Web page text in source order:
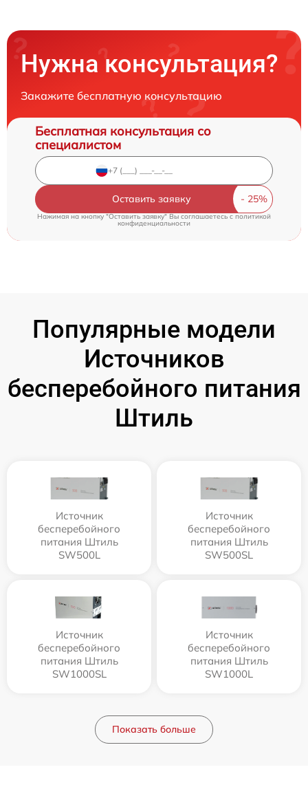
Нужна консультация?
Закажите бесплатную консультацию
Бесплатная консультация со
специалистом
Оставить заявку
Нажимая на кнопку "Оставить заявку" Вы соглашаетесь cполитикой
конфиденциальности
Популярные модели
Источников
бесперебойного питания
Штиль
Источник
бесперебойного
питания Штиль
SW500L
Источник
бесперебойного
питания Штиль
SW500SL
Источник
бесперебойного
питания Штиль
SW1000SL
Источник
бесперебойного
питания Штиль
SW1000L
Показать больше